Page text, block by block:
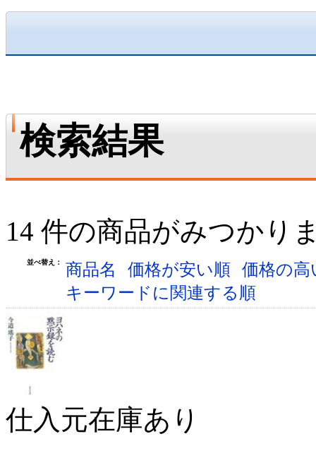
検索結果
14 件の商品がみつかり
並べ替え： 商品名 価格が安い順 価格の
キーワードに関連する順
仕入元在庫あり